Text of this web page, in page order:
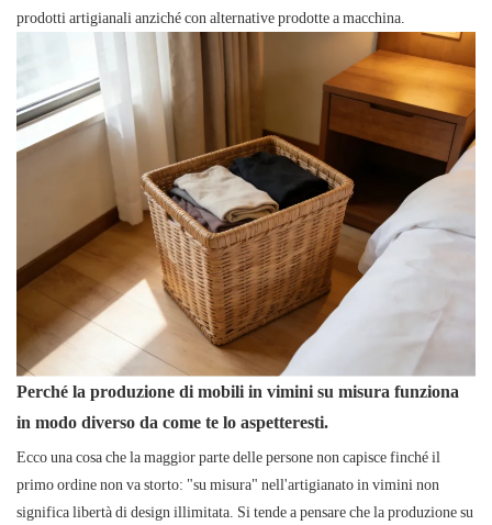
prodotti artigianali anziché con alternative prodotte a macchina.
Perché la produzione di mobili in vimini su misura funziona
in modo diverso da come te lo aspetteresti.
Ecco una cosa che la maggior parte delle persone non capisce finché il
primo ordine non va storto: "su misura" nell'artigianato in vimini non
significa libertà di design illimitata. Si tende a pensare che la produzione su